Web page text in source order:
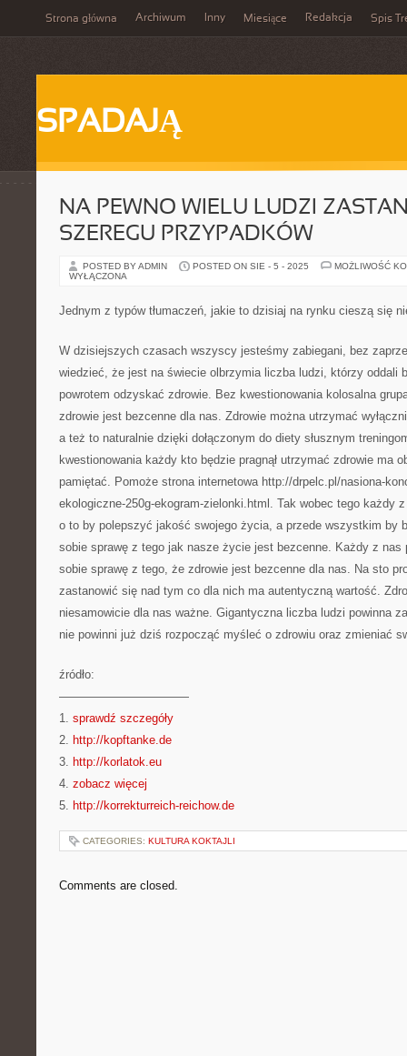
Strona główna Archiwum Inny Miesiące Redakcja Spis
SPADAJĄ
NA PEWNO WIELU LUDZI
SZEREGU PRZYPADKÓW
POSTED BY ADMIN POSTED ON SIE - 5 - 2025
MOŻLIWOŚĆ
WYŁĄCZONA
Jednym z typów tłumaczeń, jakie to dzisiaj na rynku cieszą się
W dzisiejszych czasach wszyscy jesteśmy zabiegani, bez
wiedzieć, że jest na świecie olbrzymia liczba ludzi, którzy oddali
powrotem odzyskać zdrowie. Bez kwestionowania kolosalna
zdrowie jest bezcenne dla nas. Zdrowie można utrzymać
a też to naturalnie dzięki dołączonym do diety słusznym
kwestionowania każdy kto będzie pragnął utrzymać zdrowie ma
pamiętać. Pomoże strona internetowa http://drpelc.pl/nasiona-
ekologiczne-250g-ekogram-zielonki.html. Tak wobec tego każdy
o to by polepszyć jakość swojego życia, a przede wszystkim by
sobie sprawę z tego jak nasze życie jest bezcenne. Każdy z nas
sobie sprawę z tego, że zdrowie jest bezcenne dla nas. Na sto
zastanowić się nad tym co dla nich ma autentyczną wartość.
niesamowicie dla nas ważne. Gigantyczna liczba ludzi powinna
nie powinni już dziś rozpocząć myśleć o zdrowiu oraz zmieniać
źródło:
———————————
1. sprawdź szczegóły
2. http://kopftanke.de
3. http://korlatok.eu
4. zobacz więcej
5. http://korrekturreich-reichow.de
CATEGORIES: KULTURA KOKTAJLI
Comments are closed.